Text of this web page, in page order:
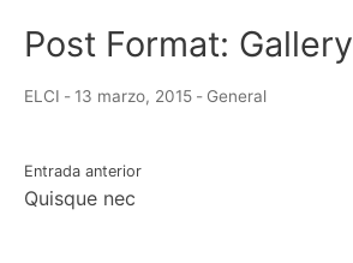
Post Format: Gallery
ELCI - 13 marzo, 2015 - General
Navegación
de
Entrada anterior
Quisque nec